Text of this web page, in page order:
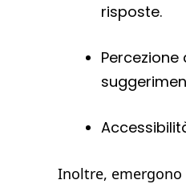
risposte.
Inoltre,